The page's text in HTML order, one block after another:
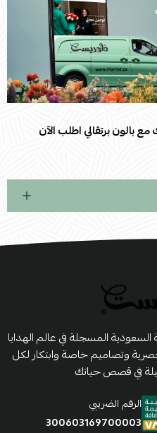
بالون برتقالي اطلب الآن
المسجلة في عالم الهدايا
وتصاميم خاصة وابتكار لكل
في قصص حياتك
الرقم الضريبي
300603169700003